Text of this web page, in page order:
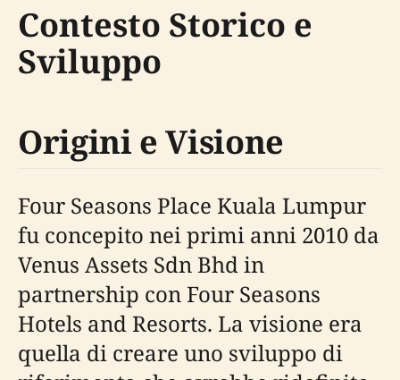
Contesto Storico e
Sviluppo
Origini e Visione
Four Seasons Place Kuala Lumpur
fu concepito nei primi anni 2010 da
Venus Assets Sdn Bhd in
partnership con Four Seasons
Hotels and Resorts. La visione era
quella di creare uno sviluppo di